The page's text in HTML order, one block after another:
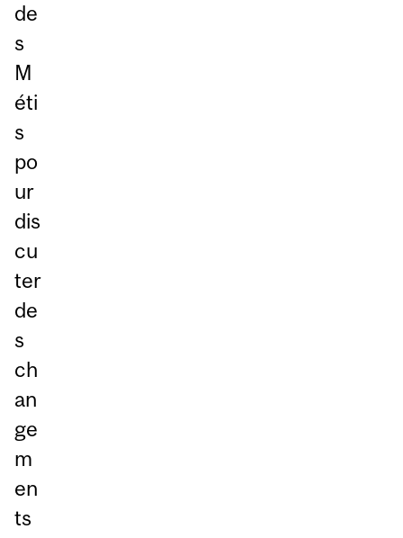
de
s
M
éti
s
po
ur
dis
cu
ter
de
s
ch
an
ge
m
en
ts